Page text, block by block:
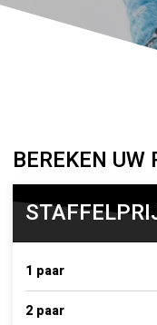
BEREKEN UW
1 paar
2 paar